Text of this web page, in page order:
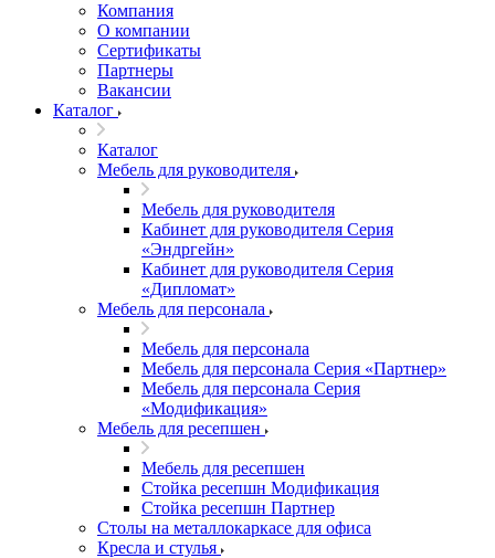
Компания
О компании
Сертификаты
Партнеры
Вакансии
Каталог
Каталог
Мебель для руководителя
Мебель для руководителя
Кабинет для руководителя Серия
«Эндргейн»
Кабинет для руководителя Серия
«Дипломат»
Мебель для персонала
Мебель для персонала
Мебель для персонала Серия «Партнер»
Мебель для персонала Серия
«Модификация»
Мебель для ресепшен
Мебель для ресепшен
Стойка ресепшн Модификация
Стойка ресепшн Партнер
Столы на металлокаркасе для офиса
Кресла и стулья